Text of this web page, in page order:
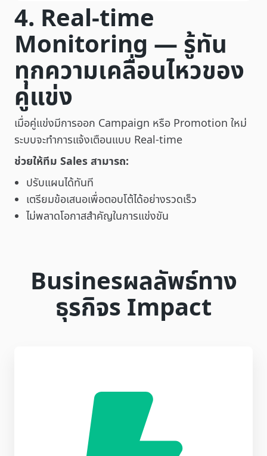
4. Real-time
Monitoring — รู้ทัน
ทุกความเคลื่อนไหวของ
คู่แข่ง
เมื่อคู่แข่งมีการออก Campaign หรือ Promotion ใหม่
ระบบจะทำการแจ้งเตือนแบบ Real-time
ช่วยให้ทีม Sales สามารถ:
ปรับแผนได้ทันที
เตรียมข้อเสนอเพื่อตอบโต้ได้อย่างรวดเร็ว
ไม่พลาดโอกาสสำคัญในการแข่งขัน
Businesผลลัพธ์ทาง
ธุรกิจs Impact